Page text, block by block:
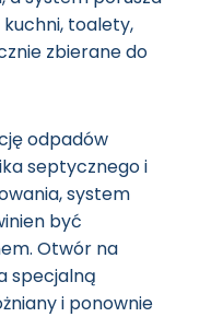
kuchni, toalety,
zbierane do
odpadów
septycznego i
system
być
Otwór na
specjalną
i ponownie